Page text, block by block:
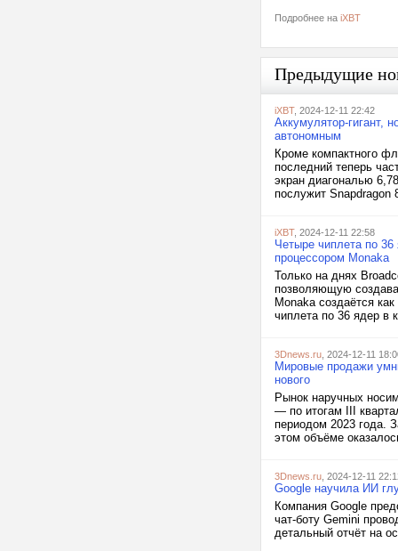
Подробнее на iXBT
Предыдущие
iXBT, 2024-12-11 22:42
Аккумулятор-гигант,
автономным
Кроме компактного
последний теперь
экран диагональю
послужит Snapdragon
iXBT, 2024-12-11 22:58
Четыре чиплета по 36
процессором Monaka
Только на днях
позволяющую
Monaka создаётся
чиплета по 36 ядер в
3Dnews.ru , 2024-12-11
Мировые продажи
нового
Рынок наручных
— по итогам III
периодом 2023 года.
этом объёме
3Dnews.ru , 2024-12-11
Google научила ИИ
Компания Google
чат-боту Gemini
детальный отчёт на